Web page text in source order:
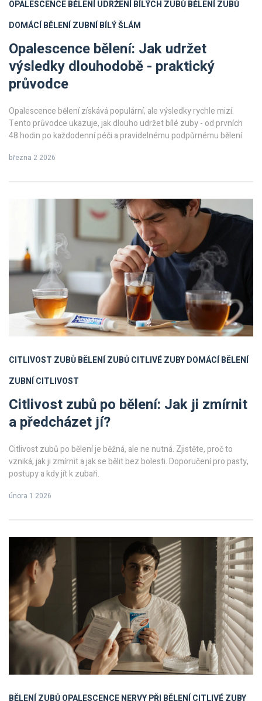
OPALESCENCE BĚLENÍUDRŽENÍ BÍLÝCH ZUBŮBĚLENÍ ZUBŮ
DOMÁCÍ BĚLENÍZUBNÍ BÍLÝ ŠLÁM
Opalescence bělení: Jak udržet
výsledky dlouhodobě - praktický
průvodce
Opalescence bělení získává populární, ale výsledky rychle mizí.
Tento průvodce ukazuje, jak dlouho udržet bílé zuby - od prvních
48 hodin po každodenní péči a pravidelnému podpůrnému bělení.
března 2 2026
CITLIVOST ZUBŮBĚLENÍ ZUBŮCITLIVÉ ZUBYDOMÁCÍ BĚLENÍ
ZUBNÍ CITLIVOST
Citlivost zubů po bělení: Jak ji zmírnit
a předcházet jí?
Citlivost zubů po bělení je běžná, ale ne nutná. Zjistěte, proč to
vzniká, jak ji zmírnit a jak se bělit bez bolesti. Doporučení pro pasty,
postupy a kdy jít k zubaři.
února 1 2026